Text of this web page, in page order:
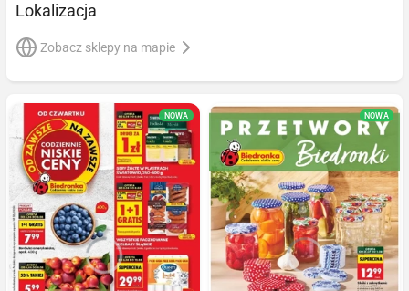
Lokalizacja
Zobacz sklepy na mapie
NOWA NOWA